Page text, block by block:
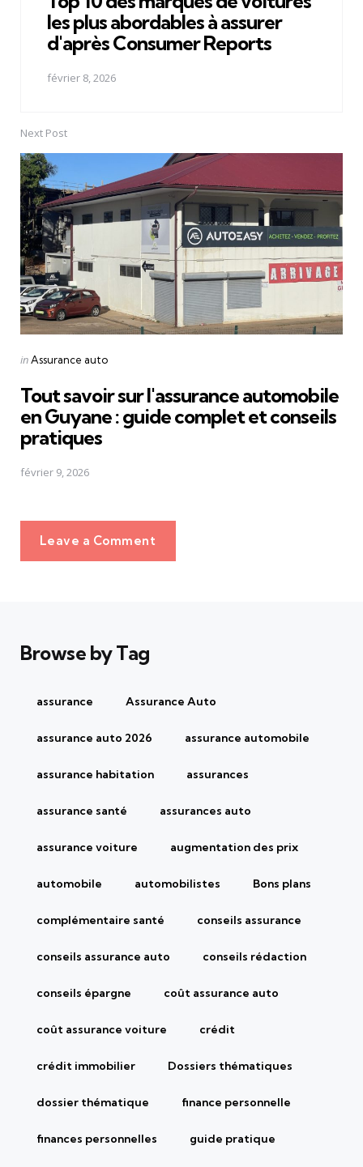
les plus abordables à assurer
d'après Consumer Reports
février 8, 2026
Next Post
Posted
inAssurance auto
Tout savoir sur l'assurance automobile
en Guyane : guide complet et conseils
pratiques
février 9, 2026
Leave a Comment
Browse by Tag
assurance Assurance Auto
assurance auto 2026 assurance automobile
assurance habitation assurances
assurance santé assurances auto
assurance voiture augmentation des prix
automobile automobilistes Bons plans
complémentaire santé conseils assurance
conseils assurance auto conseils rédaction
conseils épargne coût assurance auto
coût assurance voiture crédit
crédit immobilier Dossiers thématiques
dossier thématique finance personnelle
finances personnelles guide pratique